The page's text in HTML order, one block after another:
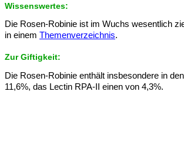
Wissenswertes:
Die Rosen-Robinie ist im Wuchs wesentlich
in einem Themenverzeichnis.
Zur Giftigkeit:
Die Rosen-Robinie enthält insbesondere in
11,6%, das Lectin RPA-II einen von 4,3%.